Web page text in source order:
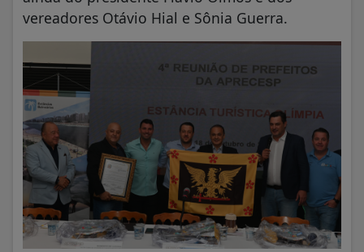
vereadores Otávio Hial e Sônia Guerra.